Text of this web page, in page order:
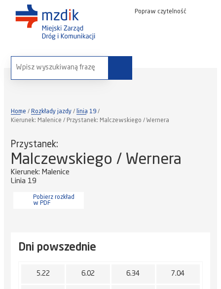
Popraw czytelność
wyszukaj na stronie:
Home Rozkłady jazdy
linia 19
Kierunek: Malenice / Przystanek: Malczewskiego / Wernera
Przystanek:
Malczewskiego / Wernera
Kierunek: Malenice
Linia 19
Pobierz rozkład
w PDF
Dni powszednie
5.22 6.02 6.34 7.04